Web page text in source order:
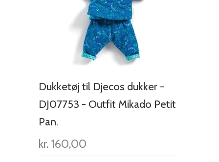
Dukketøj til Djecos dukker -
DJ07753 - Outfit Mikado Petit
Pan.
kr. 160,00